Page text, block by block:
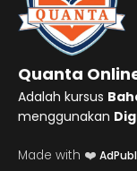
Quanta
Adalah kursus
menggunakan
Made with ❤️